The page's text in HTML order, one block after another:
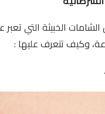
الخبيثة التي تعبر
وكيف تتعرف عليها :